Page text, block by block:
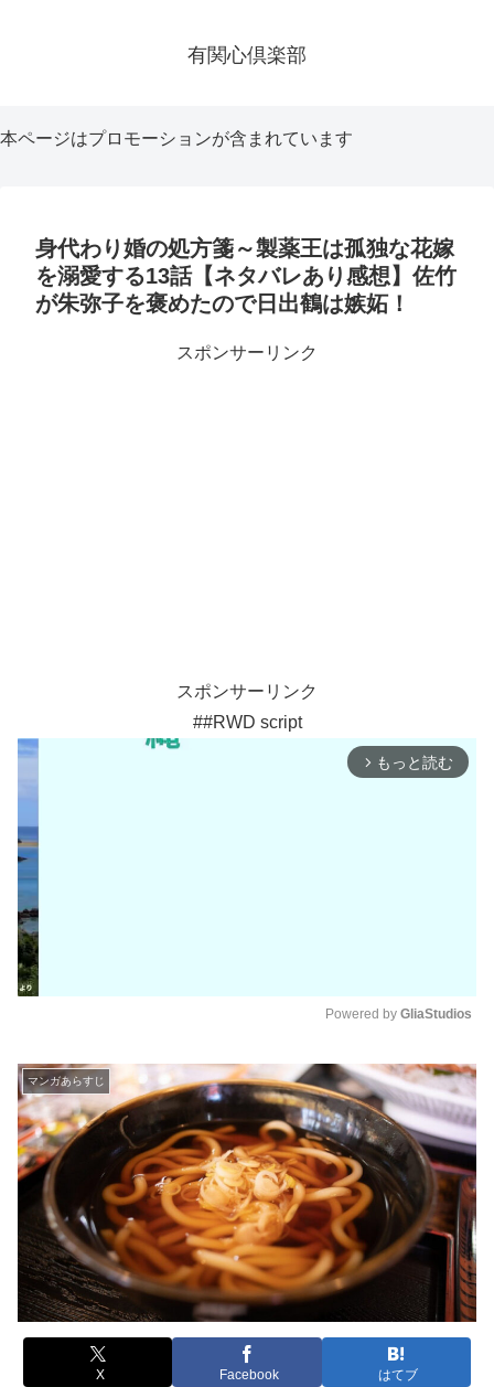
有関心倶楽部
本ページはプロモーションが含まれています
身代わり婚の処方箋～製薬王は孤独な花嫁
を溺愛する13話【ネタバレあり感想】佐竹
が朱弥子を褒めたので日出鶴は嫉妬！
スポンサーリンク
スポンサーリンク
##RWD script
arrow_forward_ios もっと読む
u
e
Powered by GliaStudios
マンガあらすじ
X Facebook はてブ